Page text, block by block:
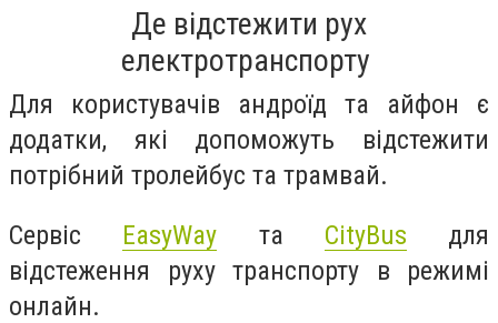
Де відстежити рух
електротранспорту
Для користувачів андроїд та айфон є
додатки, які допоможуть відстежити
потрібний тролейбус та трамвай.
Сервіс EasyWay та CityBus для
відстеження руху транспорту в режимі
онлайн.